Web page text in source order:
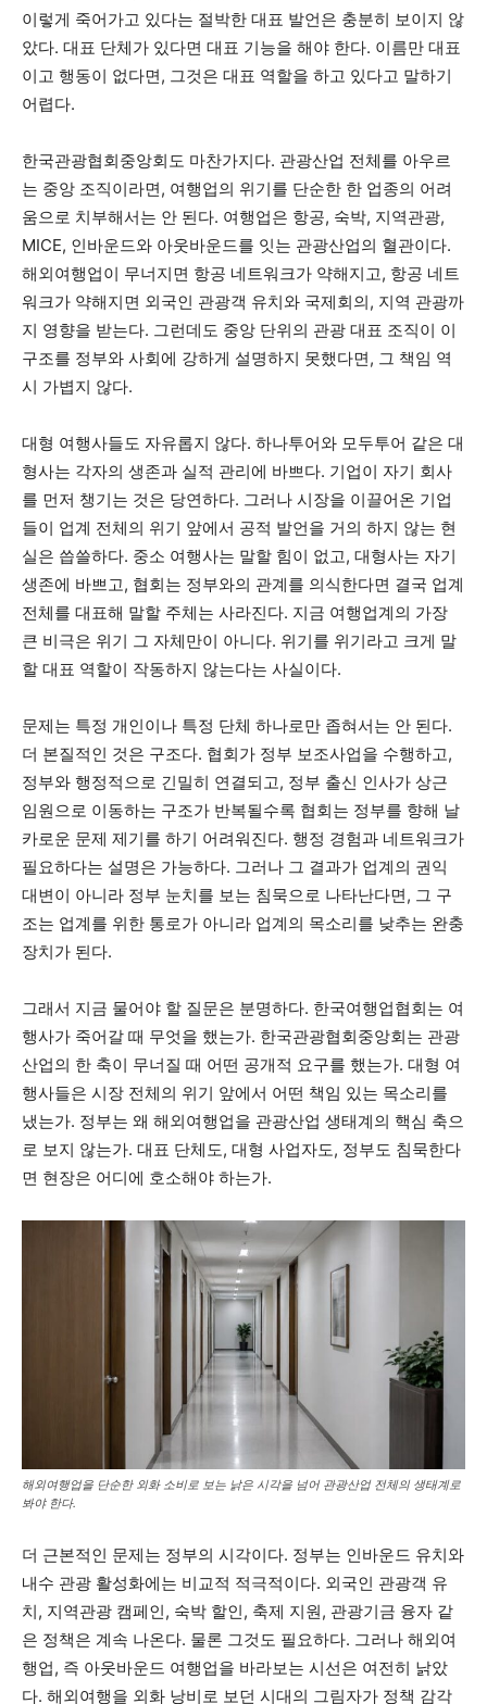
이렇게 죽어가고 있다는 절박한 대표 발언은 충분히 보이지 않
았다. 대표 단체가 있다면 대표 기능을 해야 한다. 이름만 대표
이고 행동이 없다면, 그것은 대표 역할을 하고 있다고 말하기
어렵다.
한국관광협회중앙회도 마찬가지다. 관광산업 전체를 아우르
는 중앙 조직이라면, 여행업의 위기를 단순한 한 업종의 어려
움으로 치부해서는 안 된다. 여행업은 항공, 숙박, 지역관광,
MICE, 인바운드와 아웃바운드를 잇는 관광산업의 혈관이다.
해외여행업이 무너지면 항공 네트워크가 약해지고, 항공 네트
워크가 약해지면 외국인 관광객 유치와 국제회의, 지역 관광까
지 영향을 받는다. 그런데도 중앙 단위의 관광 대표 조직이 이
구조를 정부와 사회에 강하게 설명하지 못했다면, 그 책임 역
시 가볍지 않다.
대형 여행사들도 자유롭지 않다. 하나투어와 모두투어 같은 대
형사는 각자의 생존과 실적 관리에 바쁘다. 기업이 자기 회사
를 먼저 챙기는 것은 당연하다. 그러나 시장을 이끌어온 기업
들이 업계 전체의 위기 앞에서 공적 발언을 거의 하지 않는 현
실은 씁쓸하다. 중소 여행사는 말할 힘이 없고, 대형사는 자기
생존에 바쁘고, 협회는 정부와의 관계를 의식한다면 결국 업계
전체를 대표해 말할 주체는 사라진다. 지금 여행업계의 가장
큰 비극은 위기 그 자체만이 아니다. 위기를 위기라고 크게 말
할 대표 역할이 작동하지 않는다는 사실이다.
문제는 특정 개인이나 특정 단체 하나로만 좁혀서는 안 된다.
더 본질적인 것은 구조다. 협회가 정부 보조사업을 수행하고,
정부와 행정적으로 긴밀히 연결되고, 정부 출신 인사가 상근
임원으로 이동하는 구조가 반복될수록 협회는 정부를 향해 날
카로운 문제 제기를 하기 어려워진다. 행정 경험과 네트워크가
필요하다는 설명은 가능하다. 그러나 그 결과가 업계의 권익
대변이 아니라 정부 눈치를 보는 침묵으로 나타난다면, 그 구
조는 업계를 위한 통로가 아니라 업계의 목소리를 낮추는 완충
장치가 된다.
그래서 지금 물어야 할 질문은 분명하다. 한국여행업협회는 여
행사가 죽어갈 때 무엇을 했는가. 한국관광협회중앙회는 관광
산업의 한 축이 무너질 때 어떤 공개적 요구를 했는가. 대형 여
행사들은 시장 전체의 위기 앞에서 어떤 책임 있는 목소리를
냈는가. 정부는 왜 해외여행업을 관광산업 생태계의 핵심 축으
로 보지 않는가. 대표 단체도, 대형 사업자도, 정부도 침묵한다
면 현장은 어디에 호소해야 하는가.
해외여행업을 단순한 외화 소비로 보는 낡은 시각을 넘어 관광산업 전체의 생태계로
봐야 한다.
더 근본적인 문제는 정부의 시각이다. 정부는 인바운드 유치와
내수 관광 활성화에는 비교적 적극적이다. 외국인 관광객 유
치, 지역관광 캠페인, 숙박 할인, 축제 지원, 관광기금 융자 같
은 정책은 계속 나온다. 물론 그것도 필요하다. 그러나 해외여
행업, 즉 아웃바운드 여행업을 바라보는 시선은 여전히 낡았
다. 해외여행을 외화 낭비로 보던 시대의 그림자가 정책 감각